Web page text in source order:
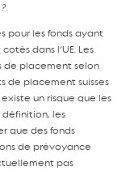
pour les fonds ayant
dans l’UE. Les
de placement selon
de placement suisses
existe un risque que les
définition, les
que des fonds
de prévoyance
pas